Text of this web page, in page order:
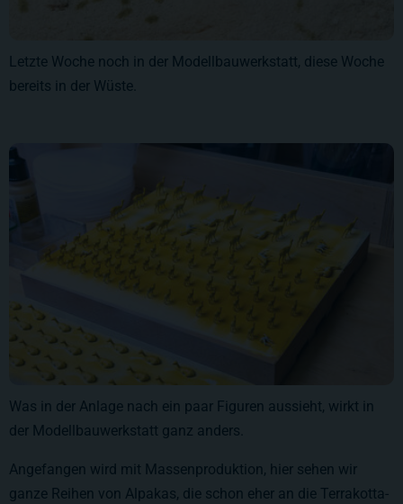
Letzte Woche noch in der Modellbauwerkstatt, diese Woche
bereits in der Wüste.
Was in der Anlage nach ein paar Figuren aussieht, wirkt in
der Modellbauwerkstatt ganz anders.
Angefangen wird mit Massenproduktion, hier sehen wir
ganze Reihen von Alpakas, die schon eher an die Terrakotta-